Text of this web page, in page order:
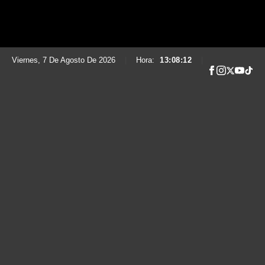
Viernes, 7 De Agosto De 2026 Hora: 13:08:13